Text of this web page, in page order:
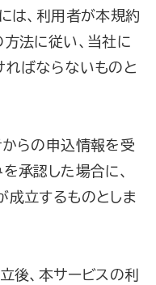
は、利用者が本規約
法に従い、当社に
ればならないものと
からの申込情報を受
承認した場合に、
成立するものとしま
後、本サービスの利